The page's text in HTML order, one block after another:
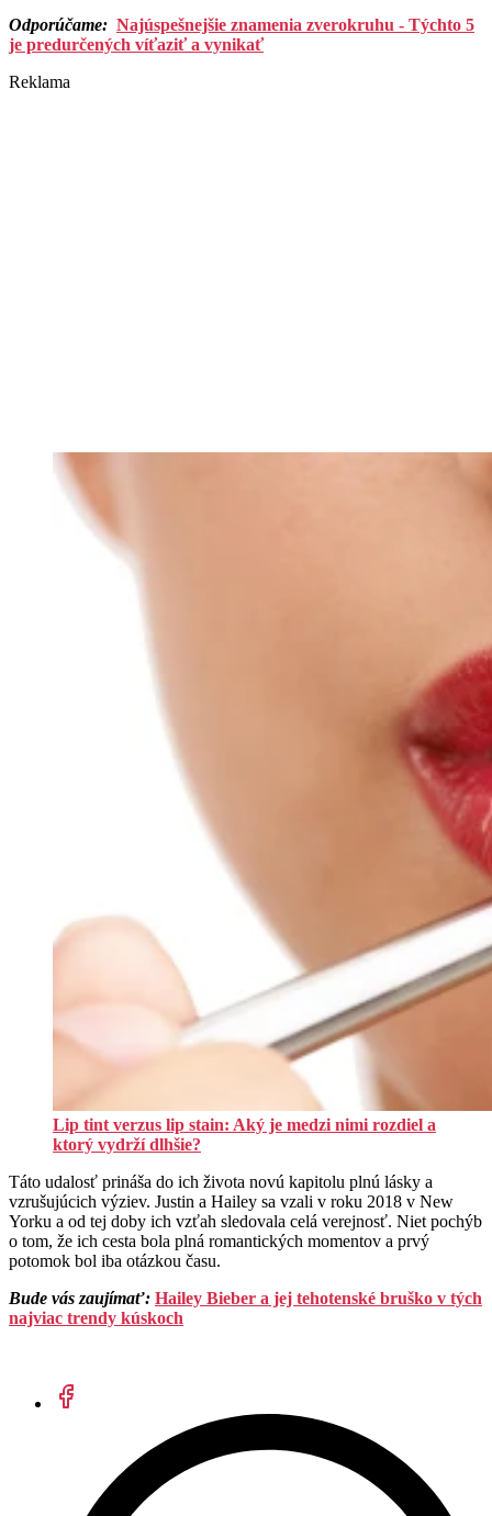
Odporúčame: Najúspešnejšie znamenia zverokruhu - Týchto 5
je predurčených víťaziť a vynikať
Reklama
Lip tint verzus lip stain: Aký je medzi nimi rozdiel a
ktorý vydrží dlhšie?
Táto udalosť prináša do ich života novú kapitolu plnú lásky a
vzrušujúcich výziev. Justin a Hailey sa vzali v roku 2018 v New
Yorku a od tej doby ich vzťah sledovala celá verejnosť. Niet pochýb
o tom, že ich cesta bola plná romantických momentov a prvý
potomok bol iba otázkou času.
Bude vás zaujímať: Hailey Bieber a jej tehotenské bruško v tých
najviac trendy kúskoch